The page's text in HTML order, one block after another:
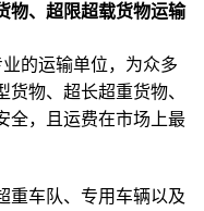
物、超限超载货物运输
的运输单位，为众多
物、超长超重货物、
全，且运费在市场上最
重车队、专用车辆以及